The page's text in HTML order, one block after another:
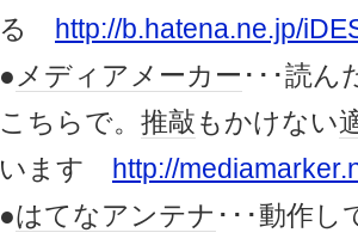
る
http://b.hatena.ne.jp/
●メディア メーカー ･･･読ん
こちらで。 推敲もかけない
います
http://
●はてなアンテナ ･･･動作し